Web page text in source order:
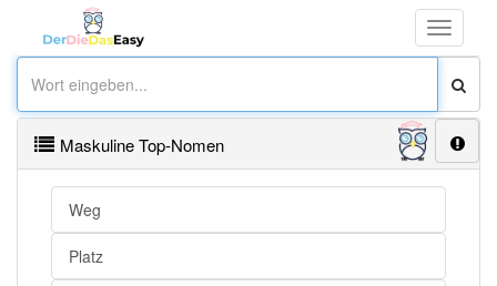
Toggle
Maskuline Top-Nomen
Weg
Platz